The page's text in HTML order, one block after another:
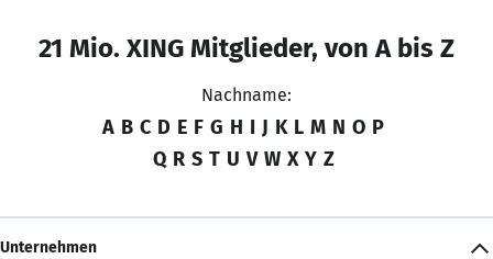
21 Mio. XING Mitglieder, von A bis Z
Nachname:
A B C D E F G H I J K L M N O P
Q R S T U V W X Y Z
Unternehmen